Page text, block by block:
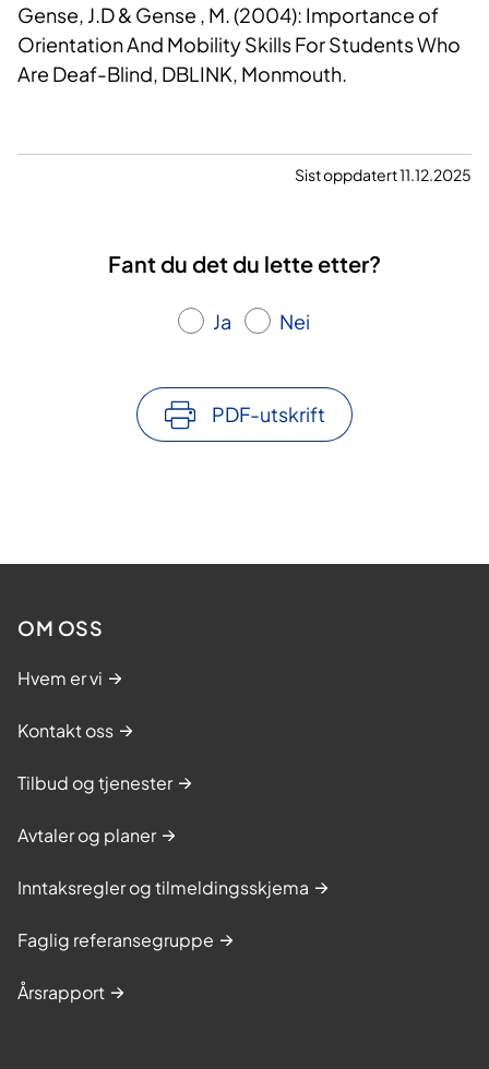
Gense, J.D & Gense , M. (2004): Importance of
Orientation And Mobility Skills For Students Who
Are Deaf-Blind, DBLINK, Monmouth.
Sist oppdatert 11.12.2025
Fant du det du lette etter?
Ja Nei
PDF-utskrift
OM OSS
Hvem er vi
Kontakt oss
Tilbud og tjenester
Avtaler og planer
Inntaksregler og tilmeldingsskjema
Faglig referansegruppe
Årsrapport